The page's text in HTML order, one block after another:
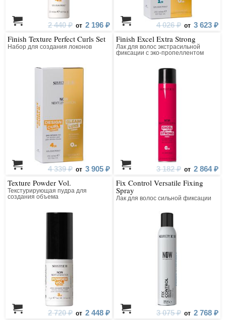
2 440 ₽ от 2 196 ₽ 4 026 ₽ от 3 623 ₽
Finish Texture Perfect Curls Set
Набор для создания локонов
4 339 ₽ от 3 905 ₽
Finish Excel Extra Strong
Лак для волос экстрасильной
фиксации с эко-пропеллентом
3 182 ₽ от 2 864 ₽
Texture Powder Vol.
Текстурирующая пудра для
создания объема
2 720 ₽ от 2 448 ₽
Fix Control Versatile Fixing
Spray
Лак для волос сильной фиксации
3 075 ₽ от 2 768 ₽